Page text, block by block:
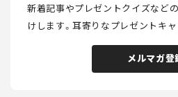
新着記事やプレゼントクイズなど
けします。耳寄りなプレゼントキャ
メルマガ登